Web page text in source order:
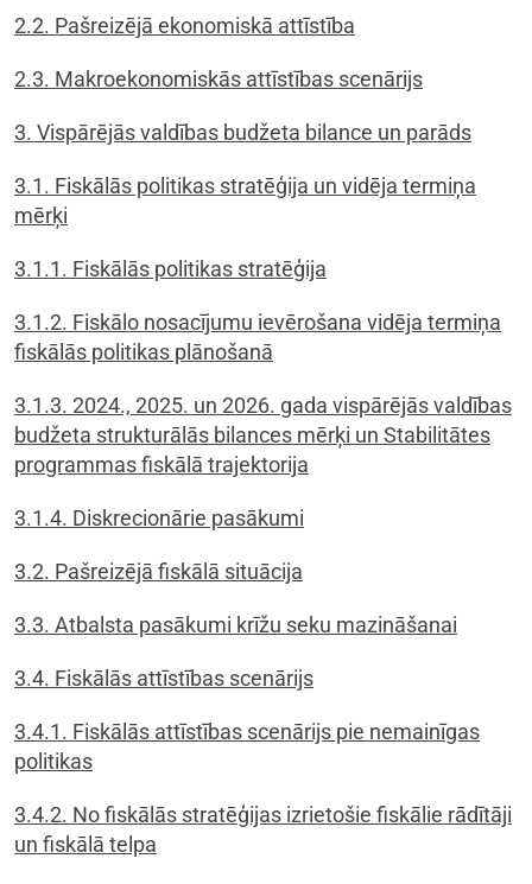
2.2. Pašreizējā ekonomiskā attīstība
2.3. Makroekonomiskās attīstības scenārijs
3. Vispārējās valdības budžeta bilance un parāds
3.1. Fiskālās politikas stratēģija un vidēja termiņa
mērķi
3.1.1. Fiskālās politikas stratēģija
3.1.2. Fiskālo nosacījumu ievērošana vidēja termiņa
fiskālās politikas plānošanā
3.1.3. 2024., 2025. un 2026. gada vispārējās valdības
budžeta strukturālās bilances mērķi un Stabilitātes
programmas fiskālā trajektorija
3.1.4. Diskrecionārie pasākumi
3.2. Pašreizējā fiskālā situācija
3.3. Atbalsta pasākumi krīžu seku mazināšanai
3.4. Fiskālās attīstības scenārijs
3.4.1. Fiskālās attīstības scenārijs pie nemainīgas
politikas
3.4.2. No fiskālās stratēģijas izrietošie fiskālie rādītāji
un fiskālā telpa